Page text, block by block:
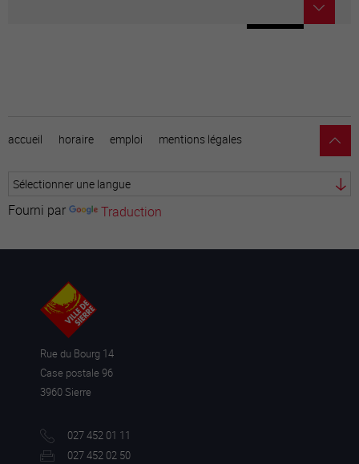
accueil horaire emploi mentions légales
Fourni par Traduction
Rue du Bourg 14
Case postale 96
3960 Sierre
027 452 01 11
027 452 02 50